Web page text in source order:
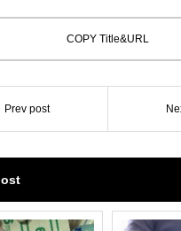
COPY Title&URL
Prev post